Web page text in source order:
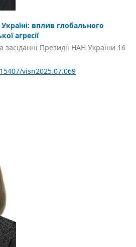
вплив глобального
агресії
засіданні Президії НАН України 16
visn2025.07.069